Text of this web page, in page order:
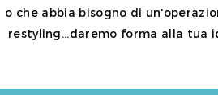
o che abbia bisogno di
restyling...daremo forma alla tua